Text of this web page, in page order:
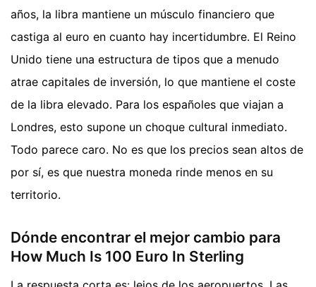
años, la libra mantiene un músculo financiero que
castiga al euro en cuanto hay incertidumbre. El Reino
Unido tiene una estructura de tipos que a menudo
atrae capitales de inversión, lo que mantiene el coste
de la libra elevado. Para los españoles que viajan a
Londres, esto supone un choque cultural inmediato.
Todo parece caro. No es que los precios sean altos de
por sí, es que nuestra moneda rinde menos en su
territorio.
Dónde encontrar el mejor cambio para
How Much Is 100 Euro In Sterling